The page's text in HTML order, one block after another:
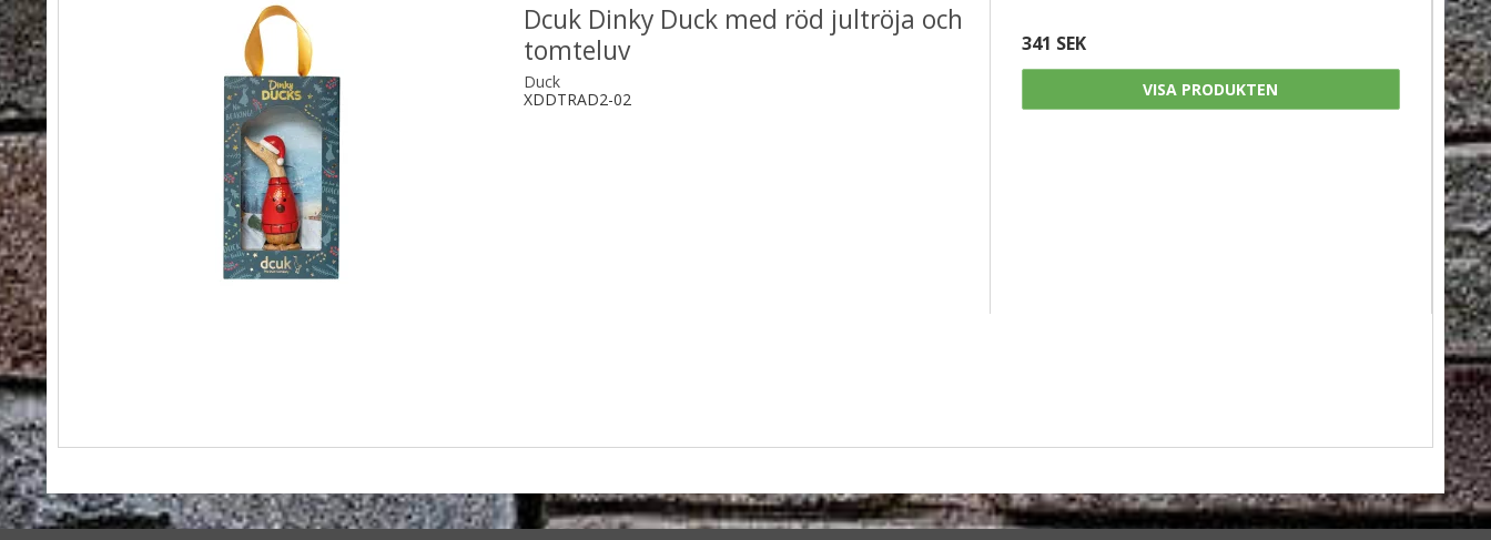
Dcuk Dinky Duck med röd jultröja och
tomteluv
Duck
XDDTRAD2-02
341 SEK
VISA PRODUKTEN